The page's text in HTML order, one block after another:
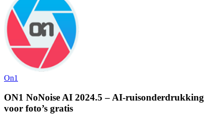
On1
ON1 NoNoise AI 2024.5 – AI-ruisonderdrukking
voor foto’s gratis